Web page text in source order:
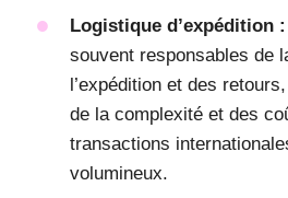
Logistique d’expédition :
souvent responsables de
l’expédition et des
de la complexité et des
transactions
volumineux.